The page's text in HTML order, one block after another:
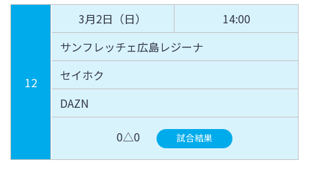
12
3月2日（日）
14:00
サンフレッチェ広島レジーナ
セイホク
DAZN
0△0 試合結果